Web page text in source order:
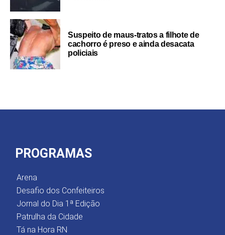
Suspeito de maus-tratos a filhote de
cachorro é preso e ainda desacata
policiais
PROGRAMAS
Arena
Desafio dos Confeiteiros
Jornal do Dia 1ª Edição
Patrulha da Cidade
Tá na Hora RN